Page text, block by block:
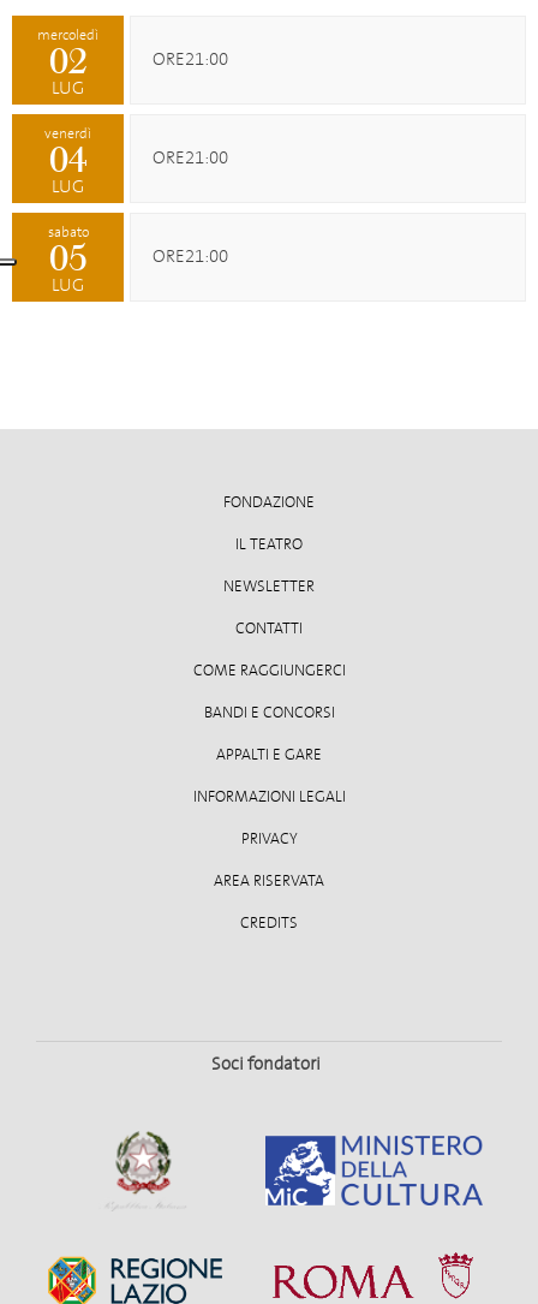
mercoledì
02
LUG
ORE21:00
venerdì
04
LUG
ORE21:00
sabato
05
LUG
ORE21:00
FONDAZIONE
IL TEATRO
NEWSLETTER
CONTATTI
COME RAGGIUNGERCI
BANDI E CONCORSI
APPALTI E GARE
INFORMAZIONI LEGALI
PRIVACY
AREA RISERVATA
CREDITS
Soci fondatori